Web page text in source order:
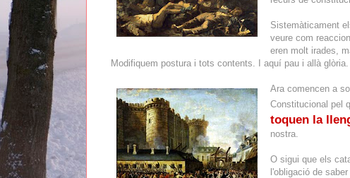
Sistemàticament
veure com
eren molt irades,
Modifiquem postura i tots contents. I aquí pau i allà glòria.
Ara comencen a
Constitucional pel
toquen la
nostra.
O sigui que els
l'obligació de